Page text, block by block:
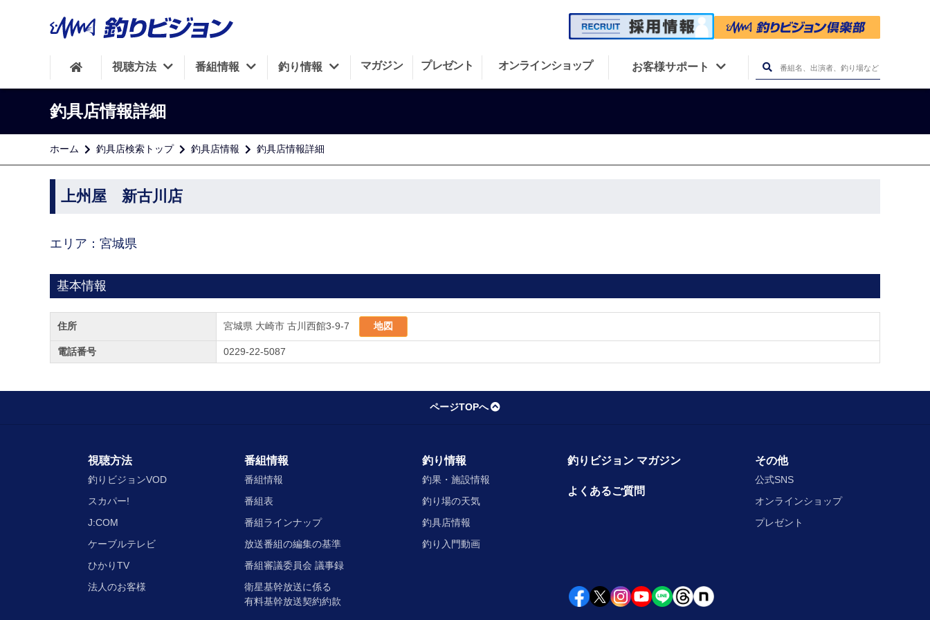
視聴方法 番組情報 釣り情報 マガジン プレゼント オンラインショップ お客様サポート
釣具店情報詳細
ホーム 釣具店検索トップ 釣具店情報 釣具店情報詳細
上州屋 新古川店
エリア：宮城県
基本情報
住所 宮城県 大崎市 古川西館3-9-7 地図
電話番号 0229-22-5087
ページTOPへ
視聴方法
釣りビジョンVOD
スカパー!
J:COM
ケーブルテレビ
ひかりTV
法人のお客様
番組情報
番組情報
番組表
番組ラインナップ
放送番組の編集の基準
番組審議委員会 議事録
衛星基幹放送に係る
有料基幹放送契約約款
釣り情報
釣果・施設情報
釣り場の天気
釣具店情報
釣り入門動画
釣りビジョン マガジン
よくあるご質問
その他
公式SNS
オンラインショップ
プレゼント